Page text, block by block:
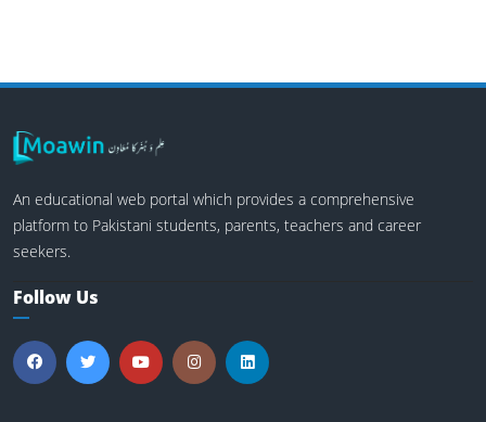
An educational web portal which provides a comprehensive
platform to Pakistani students, parents, teachers and career
seekers.
Follow Us